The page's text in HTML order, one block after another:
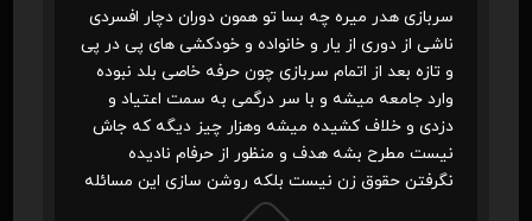
سربازی هدر میره چه بسا تو همون دوران دچار افسردی
ناشی از دوری از یار و خانواده و خودکشی های پی در پی
و تازه بعد از اتمام سربازی چون حرفه خاصی بلد نبوده
وارد جامعه میشه و با سر درگمی به سمت اعتیاد و
دزدی و خلاف کشیده میشه وهزار چیز دیگه که جاش
نیست مطرح بشه هدف و منظور از حرفام نادیده
نگرفتن حقوق زن نیست بلکه روشن سازی این مسائله